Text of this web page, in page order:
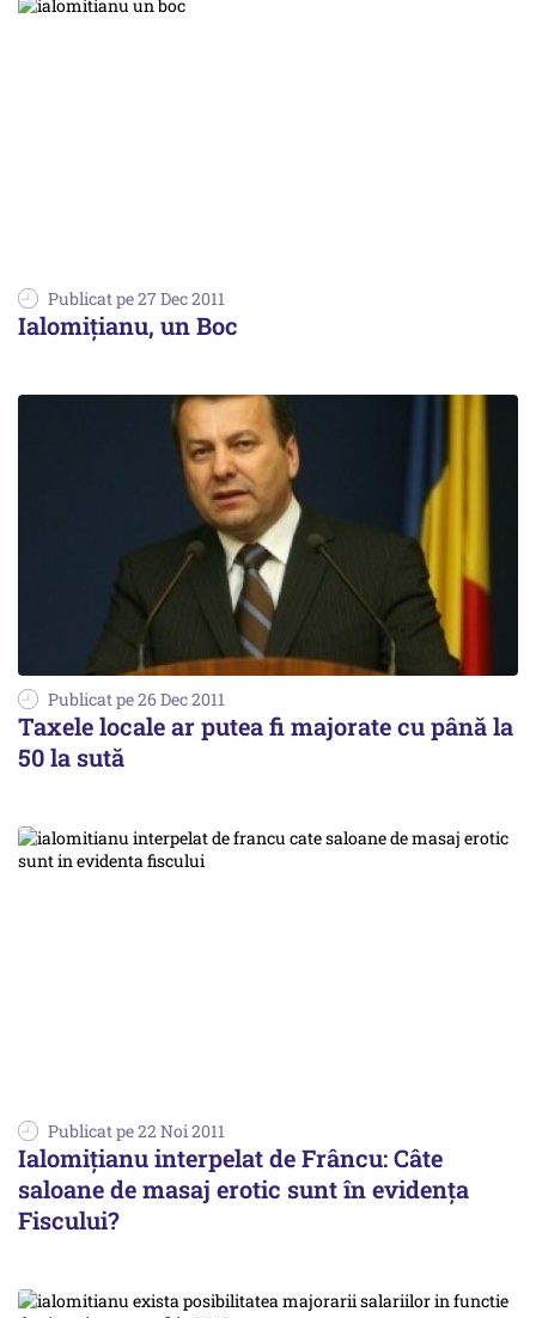
Publicat pe 27 Dec 2011
Ialomițianu, un Boc
Publicat pe 26 Dec 2011
Taxele locale ar putea fi majorate cu până la
50 la sută
Publicat pe 22 Noi 2011
Ialomițianu interpelat de Frâncu: Câte
saloane de masaj erotic sunt în evidenţa
Fiscului?